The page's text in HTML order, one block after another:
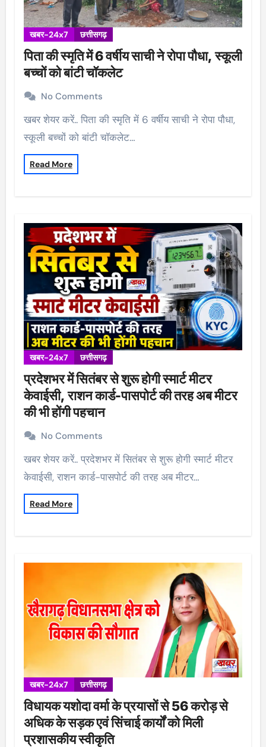
खबर-24x7 छत्तीसगढ़
पिता की स्मृति में 6 वर्षीय साची ने रोपा पौधा, स्कूली
बच्चों को बांटी चॉकलेट
No Comments
खबर शेयर करें.. पिता की स्मृति में 6 वर्षीय साची ने रोपा पौधा,
स्कूली बच्चों को बांटी चॉकलेट…
Read More
खबर-24x7 छत्तीसगढ़
प्रदेशभर में सितंबर से शुरू होगी स्मार्ट मीटर
केवाईसी, राशन कार्ड-पासपोर्ट की तरह अब मीटर
की भी होंगी पहचान
No Comments
खबर शेयर करें.. प्रदेशभर में सितंबर से शुरू होगी स्मार्ट मीटर
केवाईसी, राशन कार्ड-पासपोर्ट की तरह अब मीटर…
Read More
खबर-24x7 छत्तीसगढ़
विधायक यशोदा वर्मा के प्रयासों से 56 करोड़ से
अधिक के सड़क एवं सिंचाई कार्यों को मिली
प्रशासकीय स्वीकृति